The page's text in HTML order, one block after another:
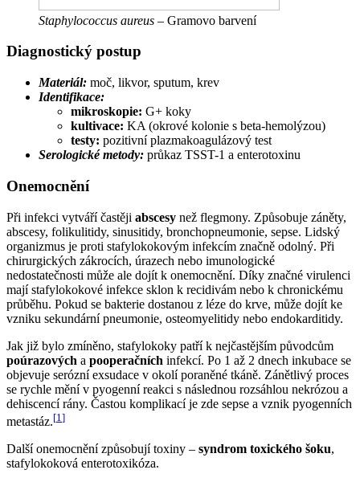
Staphylococcus aureus – Gramovo barvení
Diagnostický postup
Materiál: moč, likvor, sputum, krev
Identifikace:
mikroskopie: G+ koky
kultivace: KA (okrové kolonie s beta-hemolýzou)
testy: pozitivní plazmakoagulázový test
Serologické metody: průkaz TSST-1 a enterotoxinu
Onemocnění
Při infekci vytváří častěji abscesy než flegmony. Způsobuje záněty,
abscesy, folikulitidy, sinusitidy, bronchopneumonie, sepse. Lidský
organizmus je proti stafylokokovým infekcím značně odolný. Při
chirurgických zákrocích, úrazech nebo imunologické
nedostatečnosti může ale dojít k onemocnění. Díky značné virulenci
mají stafylokokové infekce sklon k recidivám nebo k chronickému
průběhu. Pokud se bakterie dostanou z léze do krve, může dojít ke
vzniku sekundární pneumonie, osteomyelitidy nebo endokarditidy.
Jak již bylo zmíněno, stafylokoky patří k nejčastějším původcům
poúrazových a pooperačních infekcí. Po 1 až 2 dnech inkubace se
objevuje serózní exsudace v okolí poraněné tkáně. Zánětlivý proces
se rychle mění v pyogenní reakci s následnou rozsáhlou nekrózou a
dehiscencí rány. Častou komplikací je zde sepse a vznik pyogenních
metastáz.[1 ]
Další onemocnění způsobují toxiny – syndrom toxického šoku,
stafylokoková enterotoxikóza.